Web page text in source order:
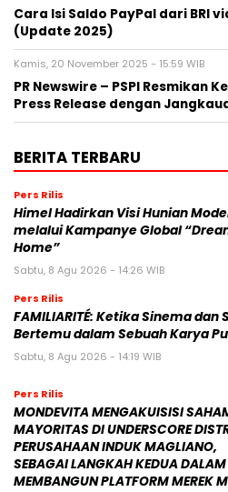
Cara Isi Saldo PayPal dari BRI
(Update 2025)
Kamis, 20 November 2025 - 15:59 WIB
PR Newswire – PSPI Resmikan
Press Release dengan
BERITA TERBARU
Pers Rilis
Himel Hadirkan Visi Hunian
melalui Kampanye Global
Home”
Sabtu, 8 Agu 2026 - 14:26 WIB
Pers Rilis
FAMILIARITÉ: Ketika Sinema dan
Bertemu dalam Sebuah Karya
Sabtu, 8 Agu 2026 - 14:19 WIB
Pers Rilis
MONDEVITA MENGAKUISISI
MAYORITAS DI UNDERSCORE
PERUSAHAAN INDUK MAGLIANO,
SEBAGAI LANGKAH KEDUA DALAM
MEMBANGUN PLATFORM MEREK